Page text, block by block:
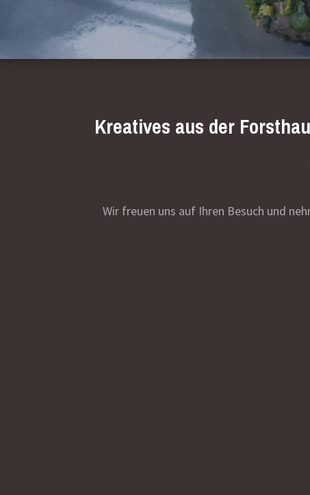
Kreatives aus der
Wir freuen uns auf Ihren Besuch und